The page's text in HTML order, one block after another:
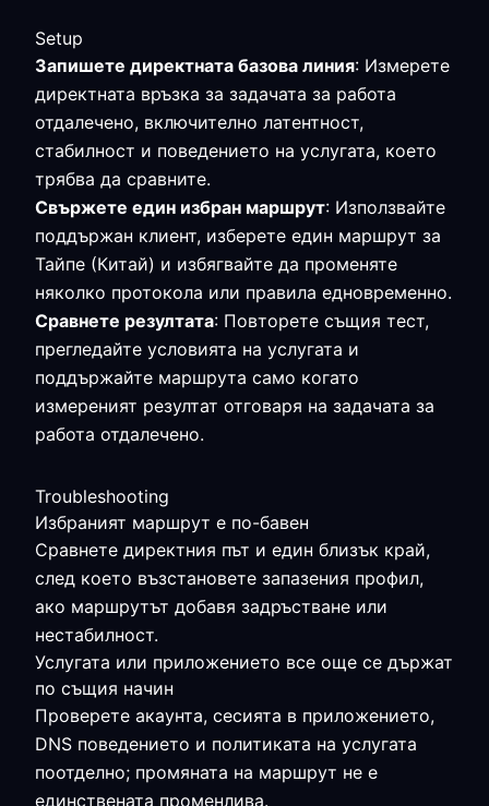
Setup
Запишете директната базова линия: Измерете
директната връзка за задачата за работа
отдалечено, включително латентност,
стабилност и поведението на услугата, което
трябва да сравните.
Свържете един избран маршрут: Използвайте
поддържан клиент, изберете един маршрут за
Тайпе (Китай) и избягвайте да променяте
няколко протокола или правила едновременно.
Сравнете резултата: Повторете същия тест,
прегледайте условията на услугата и
поддържайте маршрута само когато
измереният резултат отговаря на задачата за
работа отдалечено.
Troubleshooting
Избраният маршрут е по-бавен
Сравнете директния път и един близък край,
след което възстановете запазения профил,
ако маршрутът добавя задръстване или
нестабилност.
Услугата или приложението все още се държат
по същия начин
Проверете акаунта, сесията в приложението,
DNS поведението и политиката на услугата
поотделно; промяната на маршрут не е
единствената променлива.